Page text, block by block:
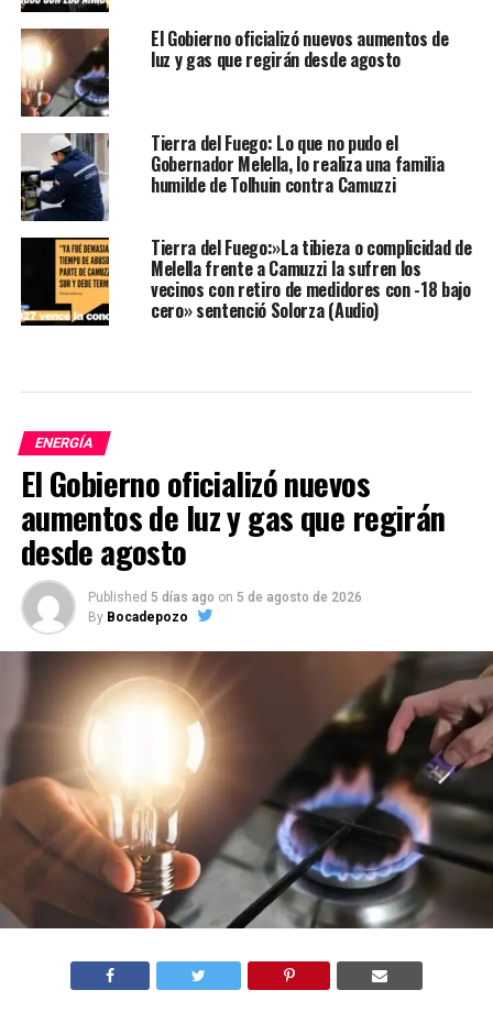
El Gobierno oficializó nuevos aumentos de
luz y gas que regirán desde agosto
Tierra del Fuego: Lo que no pudo el
Gobernador Melella, lo realiza una familia
humilde de Tolhuin contra Camuzzi
Tierra del Fuego:»La tibieza o complicidad de
Melella frente a Camuzzi la sufren los
vecinos con retiro de medidores con -18 bajo
cero» sentenció Solorza (Audio)
ENERGÍA
El Gobierno oficializó nuevos
aumentos de luz y gas que regirán
desde agosto
Published 5 días ago on 5 de agosto de 2026
By Bocadepozo